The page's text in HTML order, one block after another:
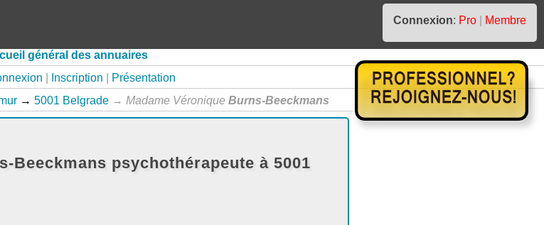
Connexion: Pro
Membre
général des annuaires
Inscription
Présentation
→ 5001 Belgrade → Madame Véronique Burns-Beeckmans
Beeckmans psychothérapeute à 5001